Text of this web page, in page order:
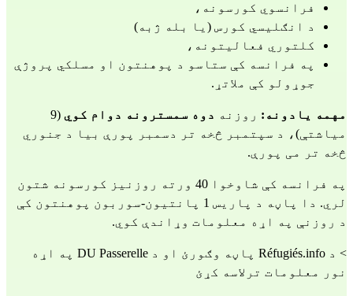
فرانسوي کورسونه،
د انګلیسي کورس (یا بله ژبه)
کلتوري فعالیتونه،
په فرانسه کې ستاسو د پوهنتون او مسلکي پروژې
جوړولو کې ملاتړ.
مهمه یادونه: روزنه دوه سمسترونه دوام کوي (9
میاشتې)، د سپتمبر څخه تر دسمبر پورې بیا د جنوري
څخه تر می پورې.
په فرانسه کې شاوخوا 40 ورته روزنیز کورسونه شتون
لري. دا پاڼه د پاریس 1 پانتیون-سوربون پوهنتون کې
د روزنې په اړه معلومات وړاندې کوي.
> د Réfugiés.info پاڼه وګورئ او
د DU Passerelle په اړه
نور معلومات ترلاسه کړئ